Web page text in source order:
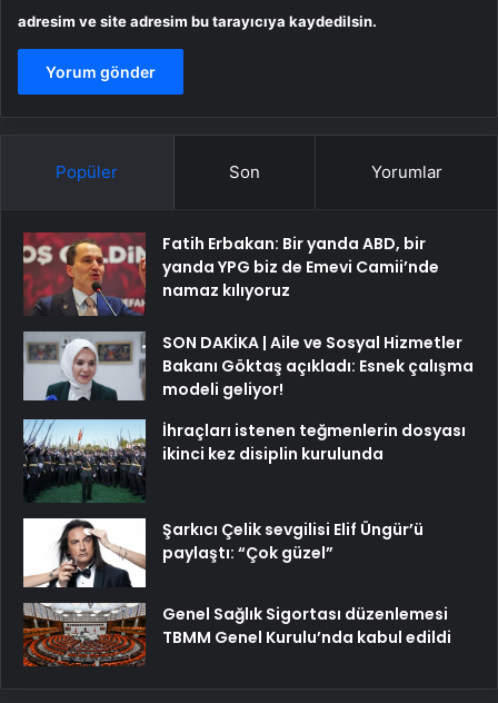
adresim ve site adresim bu tarayıcıya kaydedilsin.
Popüler Son Yorumlar
Fatih Erbakan: Bir yanda ABD, bir
yanda YPG biz de Emevi Camii’nde
namaz kılıyoruz
SON DAKİKA | Aile ve Sosyal Hizmetler
Bakanı Göktaş açıkladı: Esnek çalışma
modeli geliyor!
İhraçları istenen teğmenlerin dosyası
ikinci kez disiplin kurulunda
Şarkıcı Çelik sevgilisi Elif Üngür’ü
paylaştı: “Çok güzel”
Genel Sağlık Sigortası düzenlemesi
TBMM Genel Kurulu’nda kabul edildi